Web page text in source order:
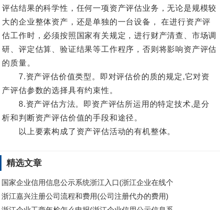
评估结果的科学性，任何一项资产评估业务，无论是规模较
大的企业整体资产，还是单独的一台设备， 在进行资产评
估工作时，必须按照国家有关规定，进行财产清查、市场调
研、评定估算、验证结果等工作程序，否则将影响资产评估
的质量。
7.资产评估价值类型。即对评估价的质的规定,它对资
产评估参数的选择具有约束性。
8.资产评估方法。即资产评估所运用的特定技术,是分
析和判断资产评估价值的手段和途径。
以上要素构成了资产评估活动的有机整体。
精选文章
国家企业信用信息公示系统浙江入口(浙江企业在线个
浙江嘉兴注册公司流程和费用(公司注册代办的费用)